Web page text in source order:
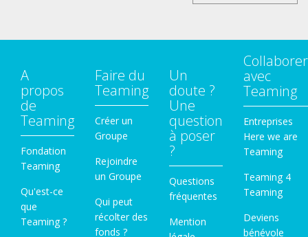
A
propos
de
Teaming
Fondation
Teaming
Qu'est-ce
que
Teaming ?
Faire du
Teaming
Créer un
Groupe
Rejoindre
un Groupe
Qui peut
récolter des
fonds ?
Un
doute ?
Une
question
à poser
?
Questions
fréquentes
Mention
Collaborer
avec
Teaming
Entreprises
Here we are
Teaming
Teaming 4
Teaming
Deviens
bénévole